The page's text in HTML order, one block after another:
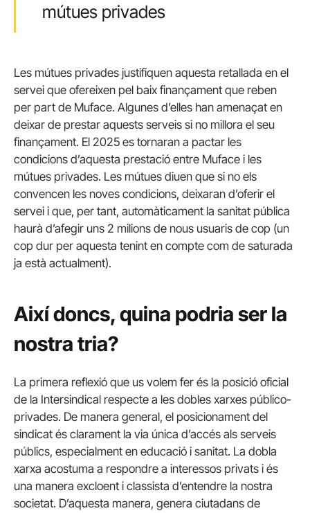
mútues privades
Les mútues privades justifiquen aquesta retallada en el
servei que ofereixen pel baix finançament que reben
per part de Muface. Algunes d’elles han amenaçat en
deixar de prestar aquests serveis si no millora el seu
finançament. El 2025 es tornaran a pactar les
condicions d’aquesta prestació entre Muface i les
mútues privades. Les mútues diuen que si no els
convencen les noves condicions, deixaran d’oferir el
servei i que, per tant, automàticament la sanitat pública
haurà d’afegir uns 2 milions de nous usuaris de cop (un
cop dur per aquesta tenint en compte com de saturada
ja està actualment).
Així doncs, quina podria ser la
nostra tria?
La primera reflexió que us volem fer és la posició oficial
de la Intersindical respecte a les dobles xarxes público-
privades. De manera general, el posicionament del
sindicat és clarament la via única d’accés als serveis
públics, especialment en educació i sanitat. La dobla
xarxa acostuma a respondre a interessos privats i és
una manera excloent i classista d’entendre la nostra
societat. D’aquesta manera, genera ciutadans de